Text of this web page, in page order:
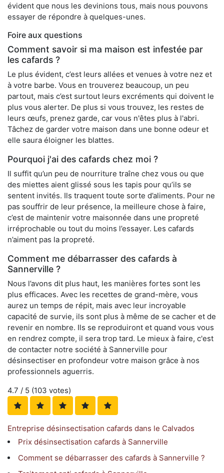
évident que nous les devinions tous, mais nous pouvons
essayer de répondre à quelques-unes.
Foire aux questions
Comment savoir si ma maison est infestée par
les cafards ?
Le plus évident, c’est leurs allées et venues à votre nez et
à votre barbe. Vous en trouverez beaucoup, un peu
partout, mais c’est surtout leurs excréments qui doivent le
plus vous alerter. De plus si vous trouvez, les restes de
leurs œufs, prenez garde, car vous n'êtes plus à l'abri.
Tâchez de garder votre maison dans une bonne odeur et
elle saura éloigner les blattes.
Pourquoi j'ai des cafards chez moi ?
Il suffit qu’un peu de nourriture traîne chez vous ou que
des miettes aient glissé sous les tapis pour qu’ils se
sentent invités. Ils traquent toute sorte d’aliments. Pour ne
pas souffrir de leur présence, la meilleure chose à faire,
c’est de maintenir votre maisonnée dans une propreté
irréprochable ou tout du moins l’essayer. Les cafards
n’aiment pas la propreté.
Comment me débarrasser des cafards à
Sannerville ?
Nous l’avons dit plus haut, les manières fortes sont les
plus efficaces. Avec les recettes de grand-mère, vous
aurez un temps de répit, mais avec leur incroyable
capacité de survie, ils sont plus à même de se cacher et de
revenir en nombre. Ils se reproduiront et quand vous vous
en rendrez compte, il sera trop tard. Le mieux à faire, c'est
de contacter notre société à Sannerville pour
désinsectiser en profondeur votre maison grâce à nos
professionnels aguerris.
4.7 / 5 (103 votes)
Entreprise désinsectisation cafards dans le Calvados
Prix désinsectisation cafards à Sannerville
Comment se débarrasser des cafards à Sannerville ?